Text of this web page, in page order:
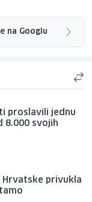
na Googlu
proslavili jednu
8.000 svojih
Hrvatske privukla